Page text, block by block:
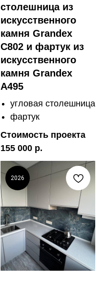
столешница из
искусственного
камня Grandex
C802 и фартук из
искусственного
камня Grandex
A495
угловая столешница
фартук
Стоимость проекта
155 000 р.
2026